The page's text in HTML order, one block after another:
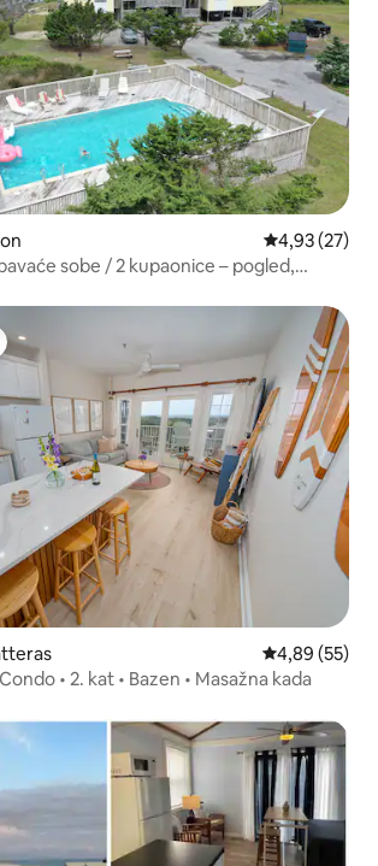
Prosječna
4,93 (27)
sobe / 2 kupaonice – pogled,
Prosječna
4,89 (55)
• 2. kat • Bazen • Masažna kada